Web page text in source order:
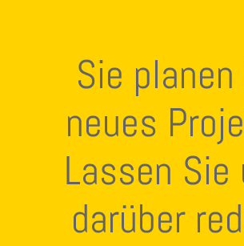
Sie
neues
Lassen Sie
darüber